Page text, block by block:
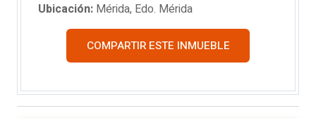
Ubicación: Mérida, Edo. Mérida
COMPARTIR ESTE INMUEBLE